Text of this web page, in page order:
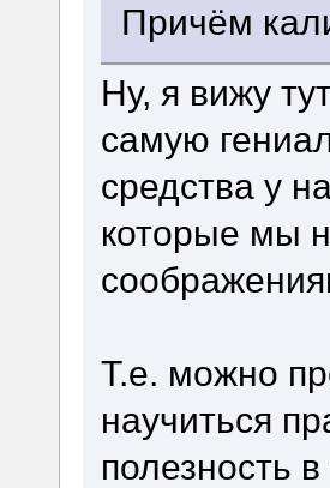
Причём
Ну, я вижу
самую
средства у
которые мы
Т.е. можно
научиться
полезность